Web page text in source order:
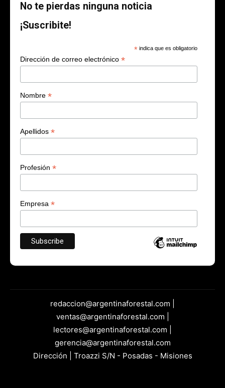
No te pierdas ninguna noticia
¡Suscribite!
* indica que es obligatorio
Dirección de correo electrónico *
Nombre *
Apellidos *
Profesión *
Empresa *
redaccion@argentinaforestal.com |
ventas@argentinaforestal.com |
lectores@argentinaforestal.com |
gerencia@argentinaforestal.com
Dirección | Troazzi S/N - Posadas - Misiones